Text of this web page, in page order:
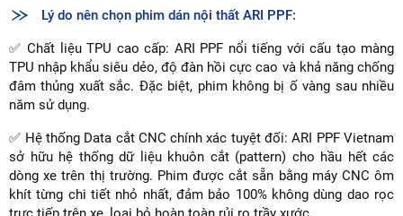
Lý do nên chọn phim dán nội thất ARI PPF:
✅ Chất liệu TPU cao cấp: ARI PPF nổi tiếng với cấu tạo màng
TPU nhập khẩu siêu dẻo, độ đàn hồi cực cao và khả năng chống
đâm thủng xuất sắc. Đặc biệt, phim không bị ố vàng sau nhiều
năm sử dụng.
✅ Hệ thống Data cắt CNC chính xác tuyệt đối: ARI PPF Vietnam
sở hữu hệ thống dữ liệu khuôn cắt (pattern) cho hầu hết các
dòng xe trên thị trường. Phim được cắt sẵn bằng máy CNC ôm
khít từng chi tiết nhỏ nhất, đảm bảo 100% không dùng dao rọc